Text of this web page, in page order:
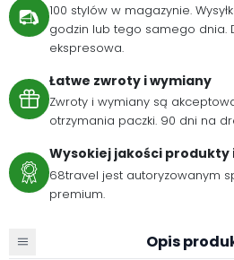
100 stylów w magazynie.
godzin lub tego samego dnia.
ekspresowa.
Łatwe zwroty i wymiany
Zwroty i wymiany są
otrzymania paczki. 90 dni na
Wysokiej jakości
68travel jest autoryzowanym
premium.
Opis